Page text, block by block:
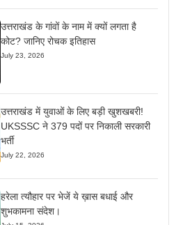
उत्तराखंड के गांवों के नाम में क्यों लगता है
कोट? जानिए रोचक इतिहास
July 23, 2026
उत्तराखंड में युवाओं के लिए बड़ी खुशखबरी!
UKSSSC ने 379 पदों पर निकाली सरकारी
भर्ती
July 22, 2026
हरेला त्यौहार पर भेजें ये ख़ास बधाई और
शुभकामना संदेश।